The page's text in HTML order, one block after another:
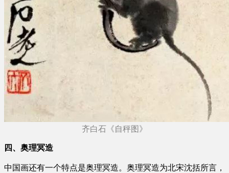
齐白石《自秤图》
四、奥理冥造
中国画还有一个特点是奥理冥造。奥理冥造为北宋沈括所言，